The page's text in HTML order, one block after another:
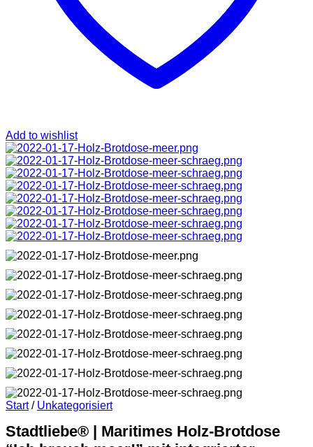
Add to wishlist
Start / Unkategorisiert
Stadtliebe® | Maritimes Holz-Brotdose